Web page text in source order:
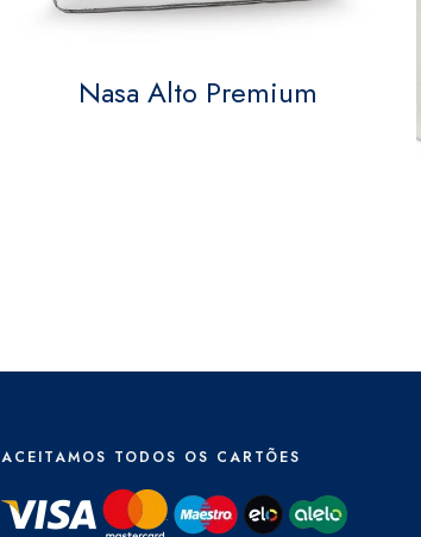
Nasa Alto Premium
ACEITAMOS TODOS OS CARTÕES